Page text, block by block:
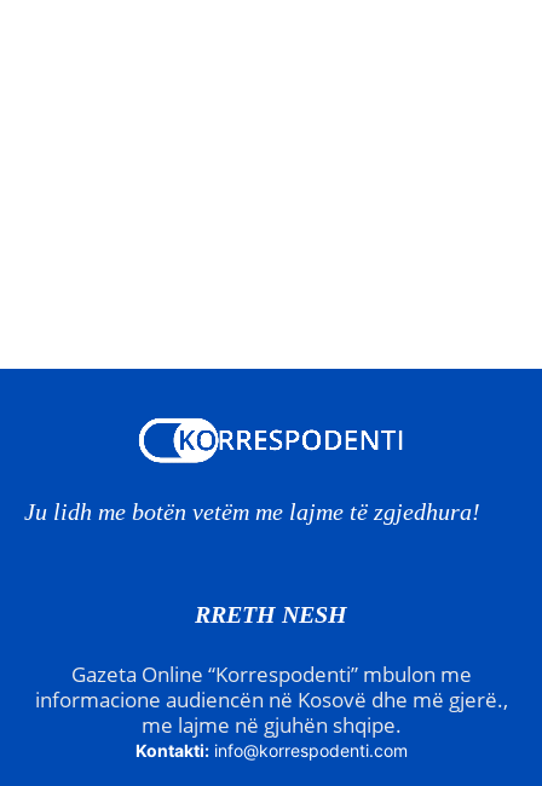
Ju lidh me botën vetëm me lajme të zgjedhura!
RRETH NESH
Gazeta Online “Korrespodenti” mbulon me
informacione audiencën në Kosovë dhe më gjerë.,
me lajme në gjuhën shqipe.
Kontakti: info@korrespodenti.com